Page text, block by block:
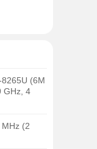
(6M
GHz, 4
(2